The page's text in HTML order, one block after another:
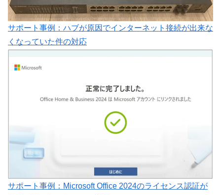
サポート事例：ハブが原因でインターネット接続が出来な
くなっていた件の対応
サポート事例：Microsoft Office 2024のライセンス認証が